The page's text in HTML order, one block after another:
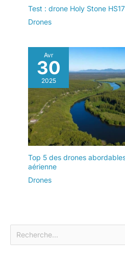
Test : drone Holy Stone
Drones
Avr
30
2025
Top 5 des drones
aérienne
Drones